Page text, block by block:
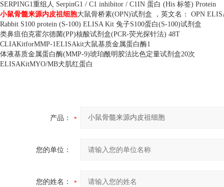
SERPING1重组人 SerpinG1 / C1 inhibitor / C1IN 蛋白 (His 标签) Protein
小鼠骨髓来源内皮祖细胞大鼠骨桥素(OPN)试剂盒 ，英文名：
OPN
Rabbit S100 protein (S-100) ELISA Kit 兔子S100蛋白(S-100)试剂盒
类鼻疽伯克霍尔德菌(PP)核酸试剂盒(PCR-荧光探针法) 48T
CLIAKitforMMP-1ELISAkit大鼠基质金属蛋白酶1
体液基质金属蛋白酶(MMP-9)琥珀酰明胶法比色定量试剂盒20次
ELISAKitMYO/MB犬肌红蛋白
产品：
您的单位：
您的姓名：